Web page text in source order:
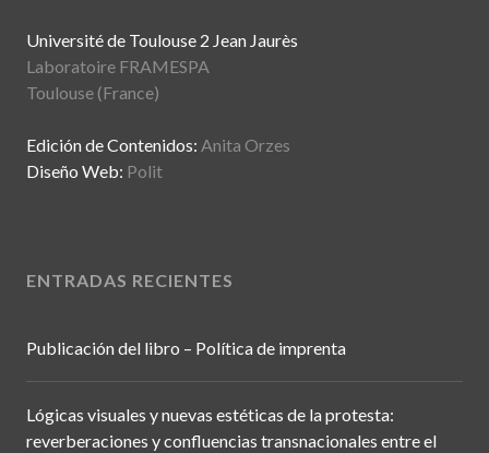
Université de Toulouse 2 Jean Jaurès
Laboratoire FRAMESPA
Toulouse (France)
Edición de Contenidos: Anita Orzes
Diseño Web: Polit
ENTRADAS RECIENTES
Publicación del libro – Política de imprenta
Lógicas visuales y nuevas estéticas de la protesta:
reverberaciones y confluencias transnacionales entre el